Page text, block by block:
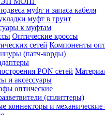
муфт и запаса кабеля
муфт в грунт
к муфтам
Оптические кроссы
Компоненты
(патч-корды)
и аксессуары
оптические
(сплиттеры)
коннекторы и механические